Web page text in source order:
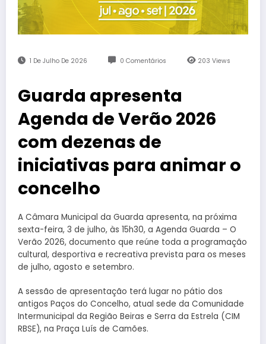
1 De Julho De 2026 0 Comentários 203Views
Guarda apresenta
Agenda de Verão 2026
com dezenas de
iniciativas para animar o
concelho
A Câmara Municipal da Guarda apresenta, na próxima
sexta-feira, 3 de julho, às 15h30, a Agenda Guarda – O
Verão 2026, documento que reúne toda a programação
cultural, desportiva e recreativa prevista para os meses
de julho, agosto e setembro.
A sessão de apresentação terá lugar no pátio dos
antigos Paços do Concelho, atual sede da Comunidade
Intermunicipal da Região Beiras e Serra da Estrela (CIM
RBSE), na Praça Luís de Camões.